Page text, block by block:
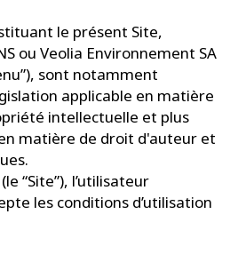
le présent Site,
ou Veolia Environnement SA
sont notamment
applicable en matière
intellectuelle et plus
matière de droit d'auteur et
“Site”), l’utilisateur
les conditions d’utilisation